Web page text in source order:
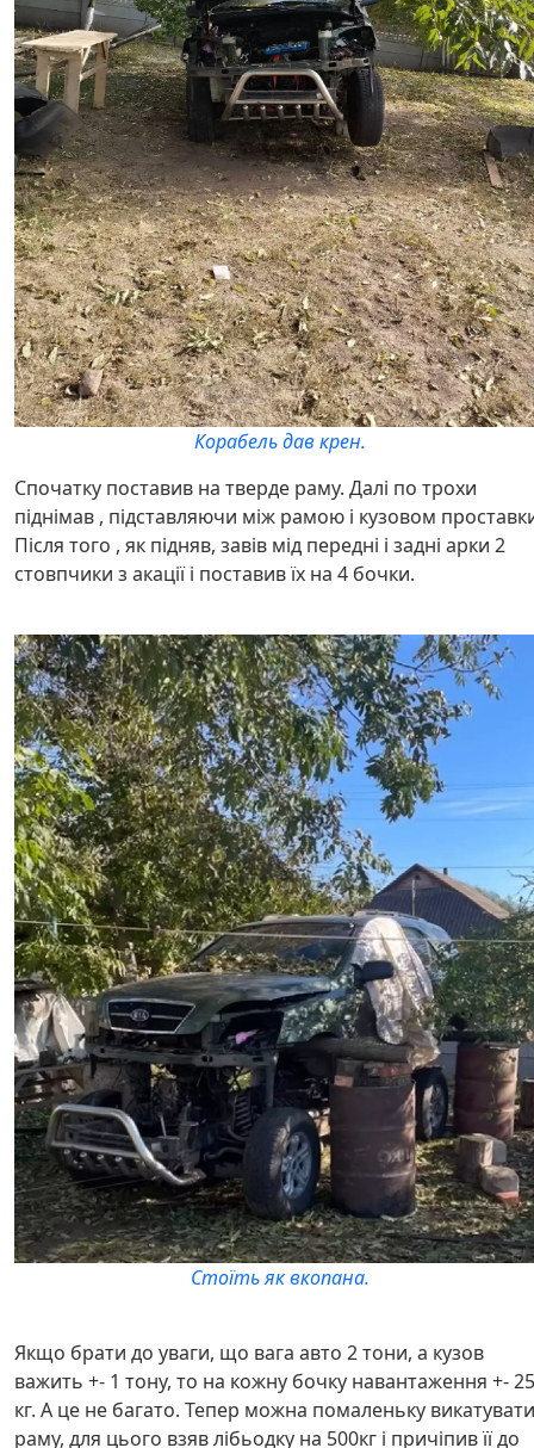
Корабель дав крен.
Спочатку поставив на тверде раму. Далі по трохи
піднімав , підставляючи між рамою і кузовом
Після того , як підняв, завів мід передні і задні арки 2
стовпчики з акації і поставив їх на 4 бочки.
Стоїть як вкопана.
Якщо брати до уваги, що вага авто 2 тони, а кузов
важить +- 1 тону, то на кожну бочку навантаження +-
кг. А це не багато. Тепер можна помаленьку викатувати
раму, для цього взяв лібьодку на 500кг і причіпив її до